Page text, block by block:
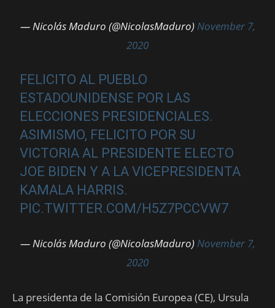
— Nicolás Maduro (@NicolasMaduro) November 7,
2020
FELICITO AL PUEBLO
ESTADOUNIDENSE POR LAS
ELECCIONES PRESIDENCIALES.
ASIMISMO, FELICITO POR SU
VICTORIA AL PRESIDENTE ELECTO
JOE BIDEN Y A LA VICEPRESIDENTA
KAMALA HARRIS.
PIC.TWITTER.COM/H5Z7PCCVW7
— Nicolás Maduro (@NicolasMaduro) November 7,
2020
La presidenta de la Comisión Europea (CE), Ursula